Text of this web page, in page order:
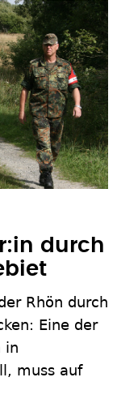
durch
Rhön durch
Eine der
in
muss auf